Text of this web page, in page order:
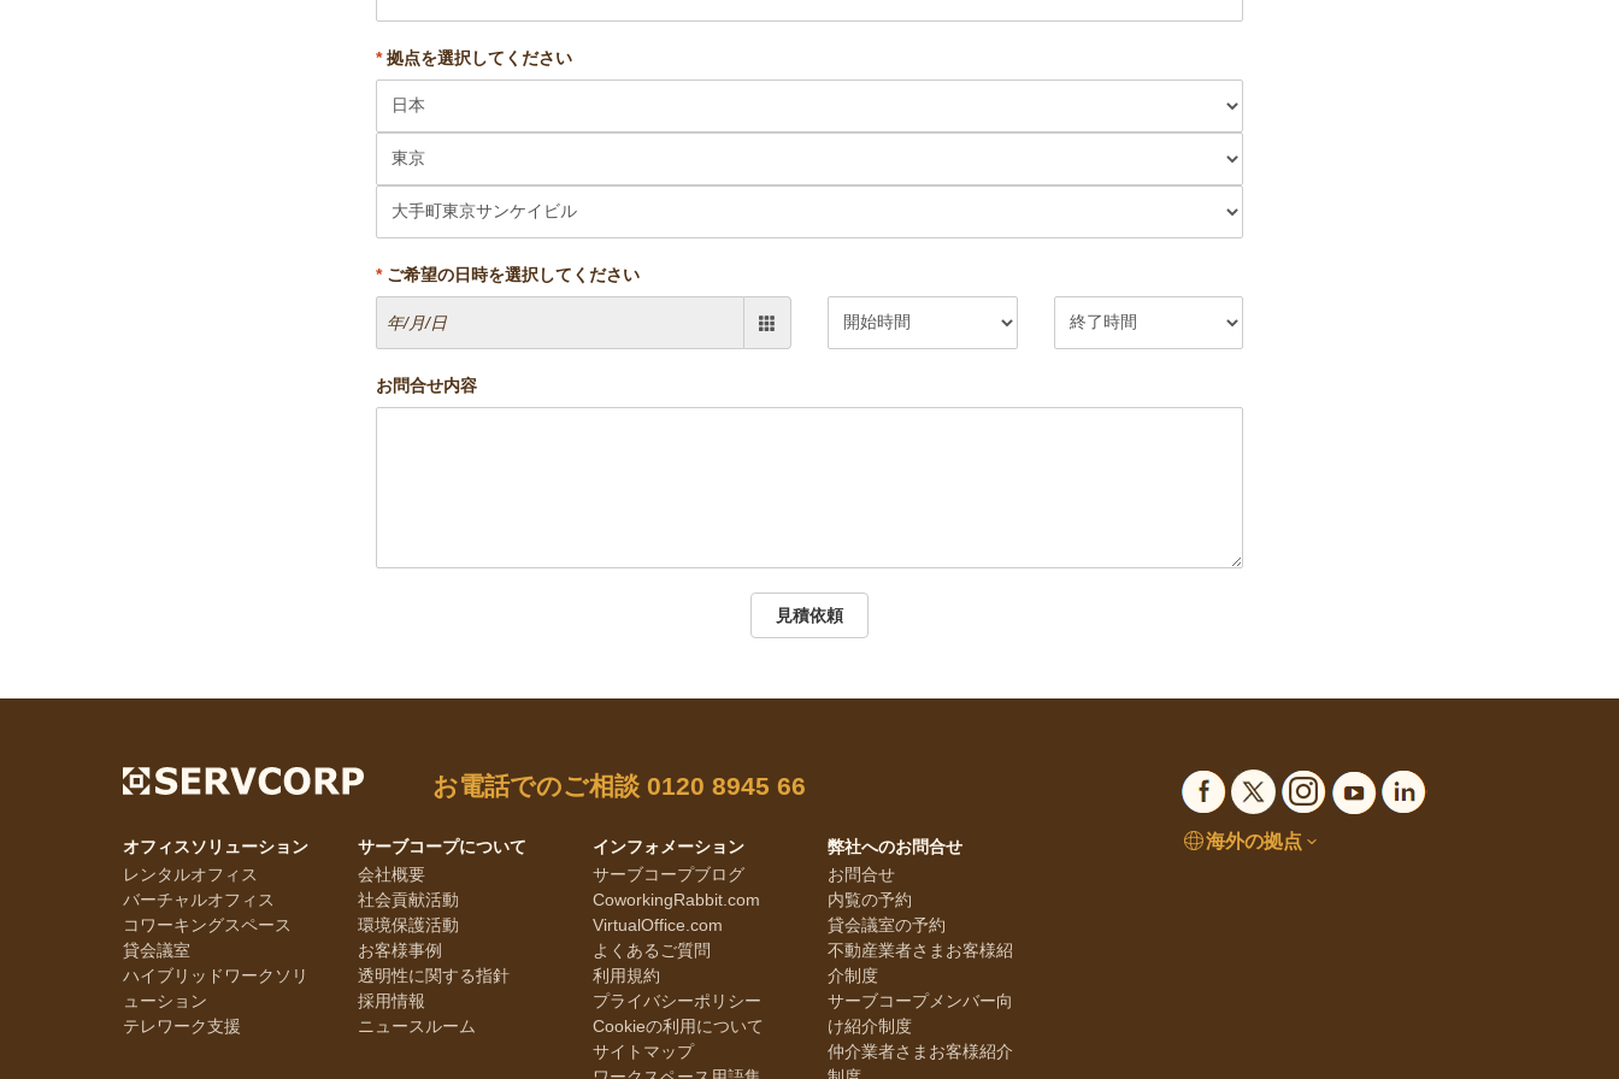
*拠点を選択してください
*ご希望の日時を選択してください
お問合せ内容
見積依頼
お電話でのご相談 0120 8945 66
オフィスソリューション
レンタルオフィス
バーチャルオフィス
コワーキングスペース
貸会議室
ハイブリッドワークソリ
ューション
テレワーク支援
サーブコープについて
会社概要
社会貢献活動
環境保護活動
お客様事例
透明性に関する指針
採用情報
ニュースルーム
インフォメーション
サーブコープブログ
CoworkingRabbit.com
VirtualOffice.com
よくあるご質問
利用規約
プライバシーポリシー
Cookieの利用について
サイトマップ
弊社へのお問合せ
お問合せ
内覧の予約
貸会議室の予約
不動産業者さまお客様紹
介制度
サーブコープメンバー向
け紹介制度
仲介業者さまお客様紹介
海外の拠点